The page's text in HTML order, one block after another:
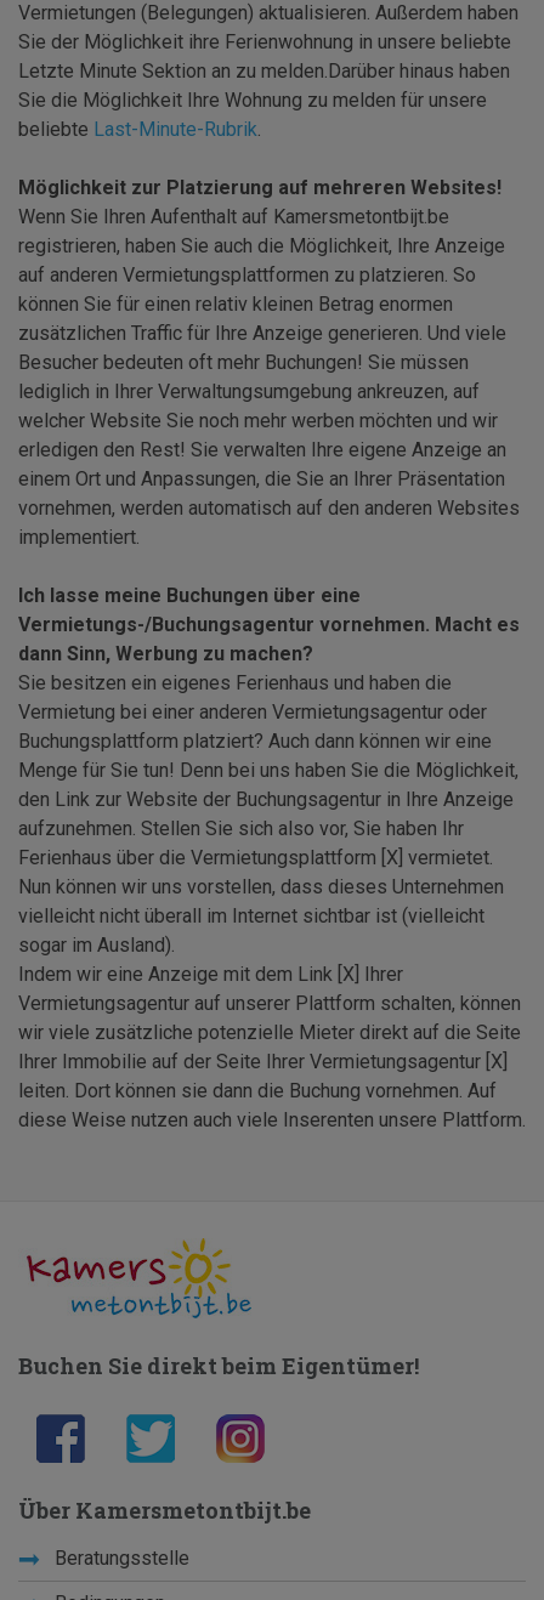
Vermietungen (Belegungen) aktualisieren. Außerdem haben
Sie der Möglichkeit ihre Ferienwohnung in unsere beliebte
Letzte Minute Sektion an zu melden.Darüber hinaus haben
Sie die Möglichkeit Ihre Wohnung zu melden für unsere
beliebte Last-Minute-Rubrik.
Möglichkeit zur Platzierung auf mehreren Websites!
Wenn Sie Ihren Aufenthalt auf Kamersmetontbijt.be
registrieren, haben Sie auch die Möglichkeit, Ihre Anzeige
auf anderen Vermietungsplattformen zu platzieren. So
können Sie für einen relativ kleinen Betrag enormen
zusätzlichen Traffic für Ihre Anzeige generieren. Und viele
Besucher bedeuten oft mehr Buchungen! Sie müssen
lediglich in Ihrer Verwaltungsumgebung ankreuzen, auf
welcher Website Sie noch mehr werben möchten und wir
erledigen den Rest! Sie verwalten Ihre eigene Anzeige an
einem Ort und Anpassungen, die Sie an Ihrer Präsentation
vornehmen, werden automatisch auf den anderen Websites
implementiert.
Ich lasse meine Buchungen über eine
Vermietungs-/Buchungsagentur vornehmen. Macht es
dann Sinn, Werbung zu machen?
Sie besitzen ein eigenes Ferienhaus und haben die
Vermietung bei einer anderen Vermietungsagentur oder
Buchungsplattform platziert? Auch dann können wir eine
Menge für Sie tun! Denn bei uns haben Sie die Möglichkeit,
den Link zur Website der Buchungsagentur in Ihre Anzeige
aufzunehmen. Stellen Sie sich also vor, Sie haben Ihr
Ferienhaus über die Vermietungsplattform [X] vermietet.
Nun können wir uns vorstellen, dass dieses Unternehmen
vielleicht nicht überall im Internet sichtbar ist (vielleicht
sogar im Ausland).
Indem wir eine Anzeige mit dem Link [X] Ihrer
Vermietungsagentur auf unserer Plattform schalten, können
wir viele zusätzliche potenzielle Mieter direkt auf die Seite
Ihrer Immobilie auf der Seite Ihrer Vermietungsagentur [X]
leiten. Dort können sie dann die Buchung vornehmen. Auf
diese Weise nutzen auch viele Inserenten unsere Plattform.
Buchen Sie direkt beim Eigentümer!
Über Kamersmetontbijt.be
Beratungsstelle